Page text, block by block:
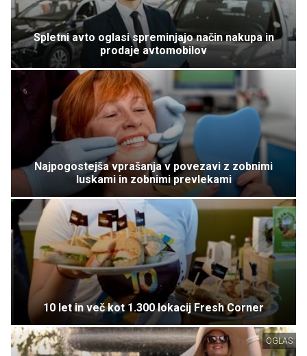
Spletni avto oglasi spreminjajo način nakupa in
prodaje avtomobilov
Najpogostejša vprašanja v povezavi z zobnimi
luskami in zobnimi prevlekami
10 let in več kot 1.300 lokacij Fresh Corner
OGLAS